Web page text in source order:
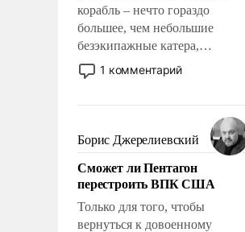
корабль – нечто гораздо
большее, чем небольшие
безэкипажные катера,
применение которых уже
стало обыденностью. Задача по
сложна и амбициозна. Однако
и ее реализация радикально
поднимет наши боевые
возможности.
1 комментарий
Борис Джерелиевский
Сможет ли Пентагон
перестроить ВПК США
Только для того, чтобы
вернуться к довоенному